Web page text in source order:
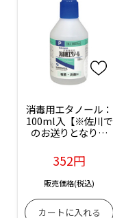
消毒用エタノール：
100ml入【※佐川で
のお送りとなりま
は船便となります】
352円
販売価格(税込)